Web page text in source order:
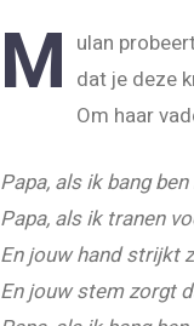
M ulan
dat je deze
Om haar
Papa, als ik bang
Papa, als ik tranen
En jouw hand strijkt
En jouw stem zorgt